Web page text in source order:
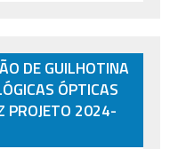
DE GUILHOTINA
ÓPTICAS
PROJETO 2024-